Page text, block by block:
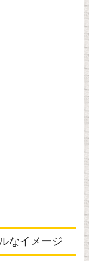
なイメージ